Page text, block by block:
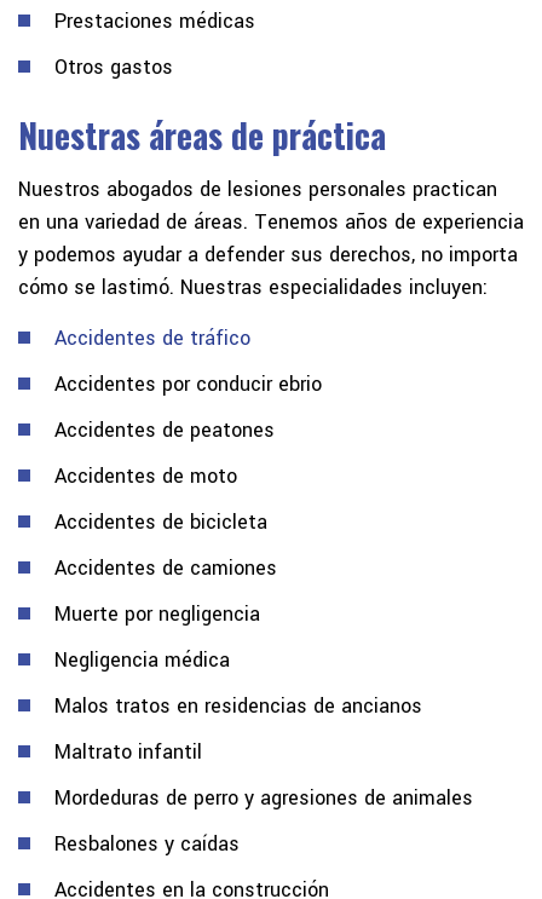
Prestaciones médicas
Otros gastos
Nuestras áreas de práctica
Nuestros abogados de lesiones personales practican
en una variedad de áreas. Tenemos años de experiencia
y podemos ayudar a defender sus derechos, no importa
cómo se lastimó. Nuestras especialidades incluyen:
Accidentes de tráfico
Accidentes por conducir ebrio
Accidentes de peatones
Accidentes de moto
Accidentes de bicicleta
Accidentes de camiones
Muerte por negligencia
Negligencia médica
Malos tratos en residencias de ancianos
Maltrato infantil
Mordeduras de perro y agresiones de animales
Resbalones y caídas
Accidentes en la construcción